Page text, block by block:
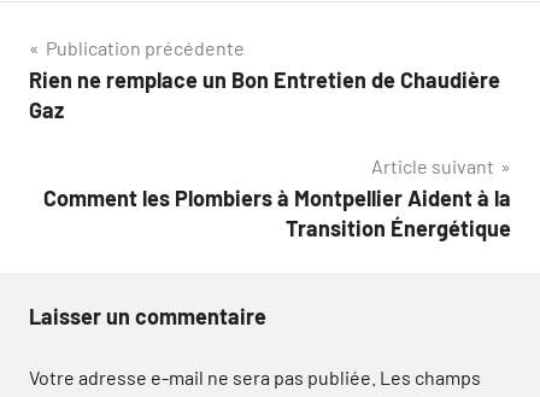
Navigation
de
Publication précédente
Rien ne remplace un Bon Entretien de Chaudière
Gaz
Article suivant
Comment les Plombiers à Montpellier Aident à la
Transition Énergétique
Laisser un commentaire
Votre adresse e-mail ne sera pas publiée. Les champs